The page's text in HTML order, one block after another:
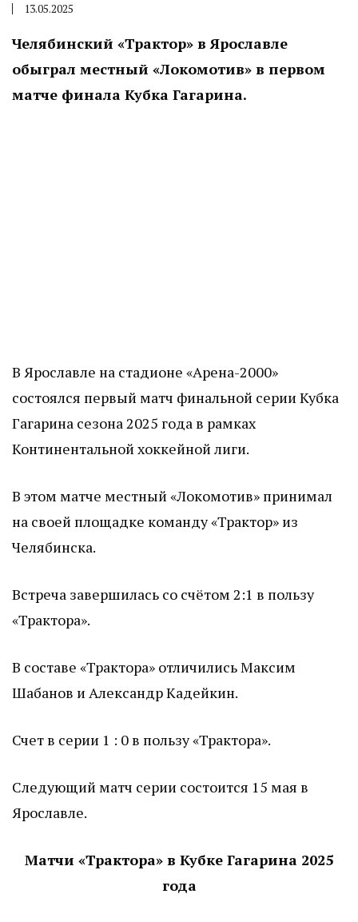
13.05.2025
Челябинский «Трактор» в Ярославле
обыграл местный «Локомотив» в первом
матче финала Кубка Гагарина.
В Ярославле на стадионе «Арена-2000»
состоялся первый матч финальной серии Кубка
Гагарина сезона 2025 года в рамках
Континентальной хоккейной лиги.
В этом матче местный «Локомотив» принимал
на своей площадке команду «Трактор» из
Челябинска.
Встреча завершилась со счётом 2:1 в пользу
«Трактора».
В составе «Трактора» отличились Максим
Шабанов и Александр Кадейкин.
Счет в серии 1 : 0 в пользу «Трактора».
Следующий матч серии состоится 15 мая в
Ярославле.
Матчи «Трактора» в Кубке Гагарина 2025
года